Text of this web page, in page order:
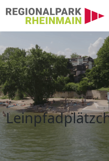
Hauptnavigation